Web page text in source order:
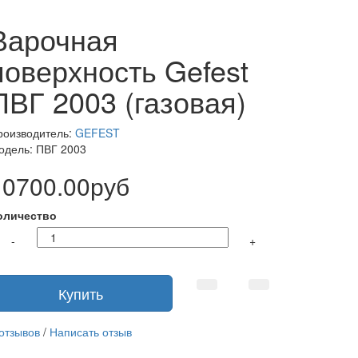
Gefest
2003 (газовая)
GEFEST
ПВГ 2003
-
+
Купить
/ Написать отзыв